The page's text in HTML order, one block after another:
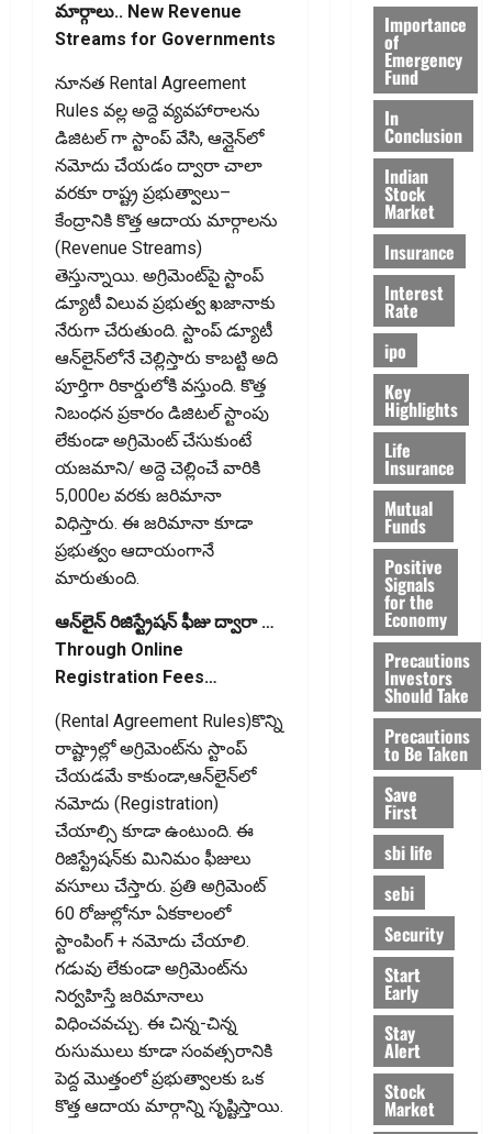
మార్గాలు.. New Revenue
Streams for Governments
నూన‌త Rental Agreement
Rules వ‌ల్ల అద్దె వ్య‌వ‌హారాల‌ను
డిజిటల్ గా స్టాంప్ వేసి, ఆన్లైన్‌లో
నమోదు చేయడం ద్వారా చాలా
వరకూ రాష్ట్ర ప్రభుత్వాలు–
కేంద్రానికి కొత్త ఆదాయ మార్గాలను
(Revenue Streams)
తెస్తున్నాయి. అగ్రిమెంట్‌పై స్టాంప్
డ్యూటీ విలువ ప్రభుత్వ ఖజానాకు
నేరుగా చేరుతుంది. స్టాంప్ డ్యూటీ
ఆన్‌లైన్‌లోనే చెల్లిస్తారు కాబట్టి అది
పూర్తిగా రికార్డులోకి వస్తుంది. కొత్త
నిబంధన ప్రకారం డిజిటల్ స్టాంపు
లేకుండా అగ్రిమెంట్ చేసుకుంటే
యజమాని/ అద్దె చెల్లించే వారికి
₹5,000ల వరకు జరిమానా
విధిస్తారు. ఈ జరిమానా కూడా
ప్రభుత్వం ఆదాయంగానే
మారుతుంది.
ఆన్‌లైన్ రిజిస్ట్రేషన్ ఫీజు ద్వారా …
Through Online
Registration Fees…
(Rental Agreement Rules)కొన్ని
రాష్ట్రాల్లో అగ్రిమెంట్‌ను స్టాంప్
చేయడమే కాకుండా,ఆన్‌లైన్‌లో
నమోదు (Registration)
చేయాల్సి కూడా ఉంటుంది. ఈ
రిజిస్ట్రేషన్‌కు మినిమం ఫీజులు
వసూలు చేస్తారు. ప్రతి అగ్రిమెంట్
60 రోజుల్లోనూ ఏకకాలంలో
స్టాంపింగ్ + నమోదు చేయాలి.
గడువు లేకుండా అగ్రిమెంట్‌ను
నిర్వహిస్తే జరిమానాలు
విధించవచ్చు. ఈ చిన్న-చిన్న
రుసుములు కూడా సంవత్సరానికి
పెద్ద మొత్తంలో ప్ర‌భుత్వాల‌కు ఒక
కొత్త ఆదాయ మార్గాన్ని సృష్టిస్తాయి.
Importance
of
Emergency
Fund
In
Conclusion
Indian
Stock
Market
Insurance
Interest
Rate
ipo
Key
Highlights
Life
Insurance
Mutual
Funds
Positive
Signals
for the
Economy
Precautions
Investors
Should Take
Precautions
to Be Taken
Save
First
sbi life
sebi
Security
Start
Early
Stay
Alert
Stock
Market